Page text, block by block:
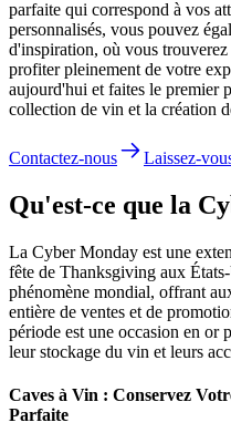
parfaite qui correspond à vos
personnalisés, vous pouvez
d'inspiration, où vous
profiter pleinement de votre
aujourd'hui et faites le premier
collection de vin et la création
Contactez-nous Laissez-
Qu'est-ce que la
La Cyber Monday est une
fête de Thanksgiving aux
phénomène mondial, offrant
entière de ventes et de
période est une occasion en or
leur stockage du vin et leurs
Caves à Vin : Conservez
Parfaite